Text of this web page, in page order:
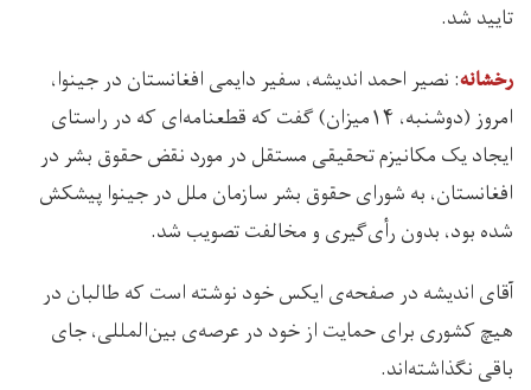
تایید شد.
رخشانه: نصیر احمد اندیشه، سفیر دایمی افغانستان در جینوا،
امروز (دوشنبه، ۱۴میزان) گفت که قطعنامه‌ای که در راستای
ایجاد یک مکانیزم تحقیقی مستقل در مورد نقض حقوق بشر در
افغانستان، به شورای حقوق بشر سازمان ملل در جینوا پیشکش
شده بود، بدون رأی‌گیری و مخالفت تصویب شد.
آقای اندیشه در صفحه‌ی ایکس خود نوشته است که طالبان در
هیچ کشوری برای حمایت از خود در عرصه‌ی بین‌المللی، جای
باقی نگذاشته‌اند.